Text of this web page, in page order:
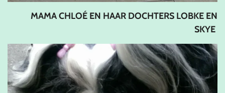
MAMA CHLOÉ EN HAAR DOCHTERS LOBKE EN
SKYE